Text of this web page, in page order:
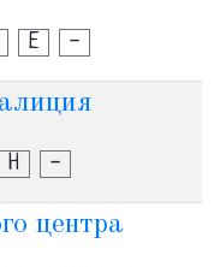
Е -
Н -
центра